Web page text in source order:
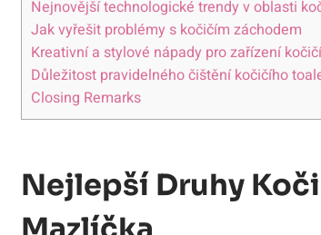
Nejnovější technologické trendy v ⁢oblasti⁤
Jak‍ vyřešit problémy s kočičím záchodem
Kreativní ⁢a stylové nápady pro‍ zařízení
Důležitost pravidelného čištění kočičího
Closing Remarks
Nejlepší Druhy